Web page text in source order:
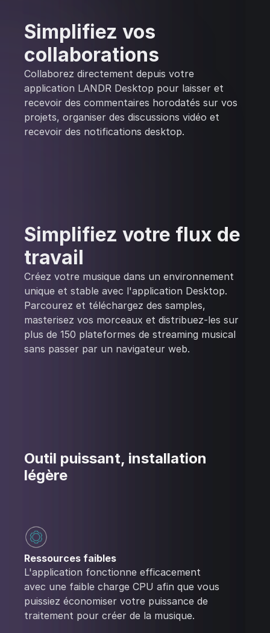
Simplifiez vos
collaborations
Collaborez directement depuis votre
application LANDR Desktop pour laisser et
recevoir des commentaires horodatés sur vos
projets, organiser des discussions vidéo et
recevoir des notifications desktop.
Simplifiez votre flux de
travail
Créez votre musique dans un environnement
unique et stable avec l'application Desktop.
Parcourez et téléchargez des samples,
masterisez vos morceaux et distribuez-les sur
plus de 150 plateformes de streaming musical
sans passer par un navigateur web.
Outil puissant, installation
légère
Ressources faibles
L'application fonctionne efficacement
avec une faible charge CPU afin que vous
puissiez économiser votre puissance de
traitement pour créer de la musique.